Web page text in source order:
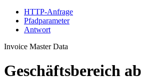
HTTP-Anfrage
Pfadparameter
Antwort
Invoice Master Data
Geschäftsbereich